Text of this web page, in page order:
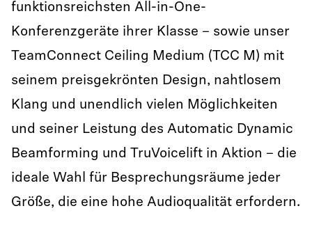
funktionsreichsten All-in-One-
Konferenzgeräte ihrer Klasse – sowie unser
TeamConnect Ceiling Medium (TCC M) mit
seinem preisgekrönten Design, nahtlosem
Klang und unendlich vielen Möglichkeiten
und seiner Leistung des Automatic Dynamic
Beamforming und TruVoicelift in Aktion – die
ideale Wahl für Besprechungsräume jeder
Größe, die eine hohe Audioqualität erfordern.